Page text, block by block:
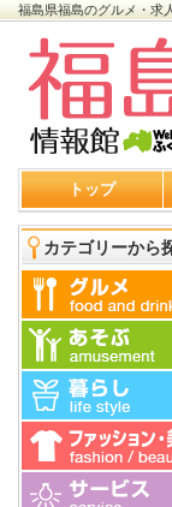
福島県福島のグルメ・求
トップ
カテゴリーから